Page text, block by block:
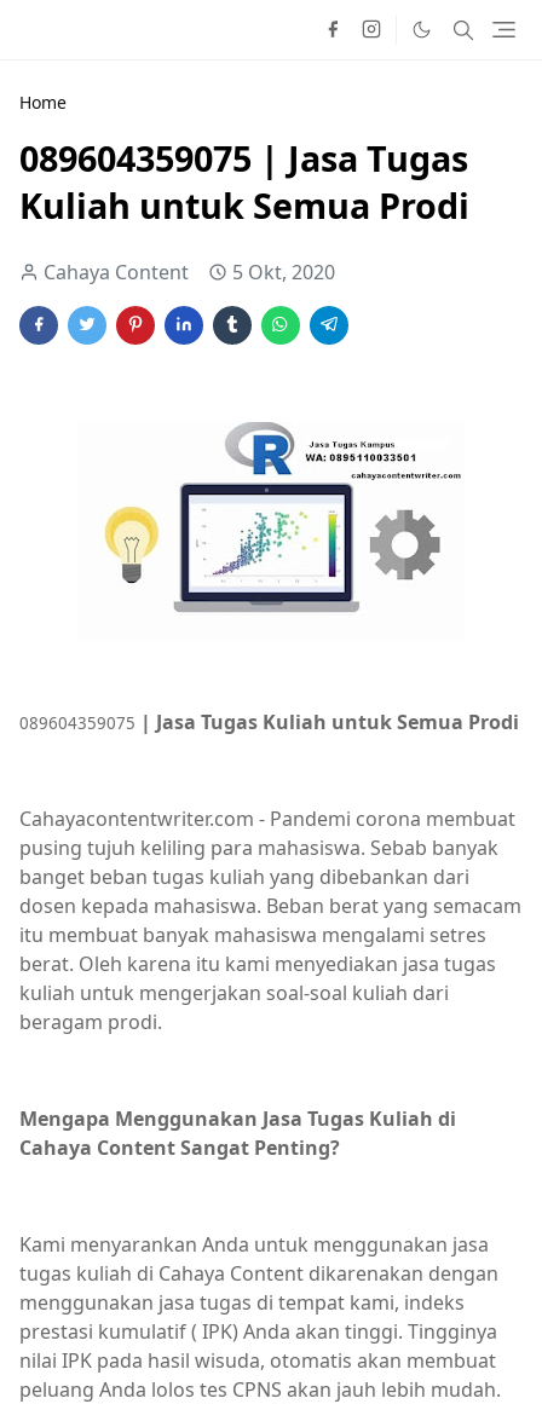
Home
089604359075 | Jasa Tugas
Kuliah untuk Semua Prodi
Cahaya Content 5 Okt, 2020
089604359075 | Jasa Tugas Kuliah untuk Semua Prodi
Cahayacontentwriter.com - Pandemi corona membuat
pusing tujuh keliling para mahasiswa. Sebab banyak
banget beban tugas kuliah yang dibebankan dari
dosen kepada mahasiswa. Beban berat yang semacam
itu membuat banyak mahasiswa mengalami setres
berat. Oleh karena itu kami menyediakan jasa tugas
kuliah untuk mengerjakan soal-soal kuliah dari
beragam prodi.
Mengapa Menggunakan Jasa Tugas Kuliah di
Cahaya Content Sangat Penting?
Kami menyarankan Anda untuk menggunakan jasa
tugas kuliah di Cahaya Content dikarenakan dengan
menggunakan jasa tugas di tempat kami, indeks
prestasi kumulatif ( IPK) Anda akan tinggi. Tingginya
nilai IPK pada hasil wisuda, otomatis akan membuat
peluang Anda lolos tes CPNS akan jauh lebih mudah.